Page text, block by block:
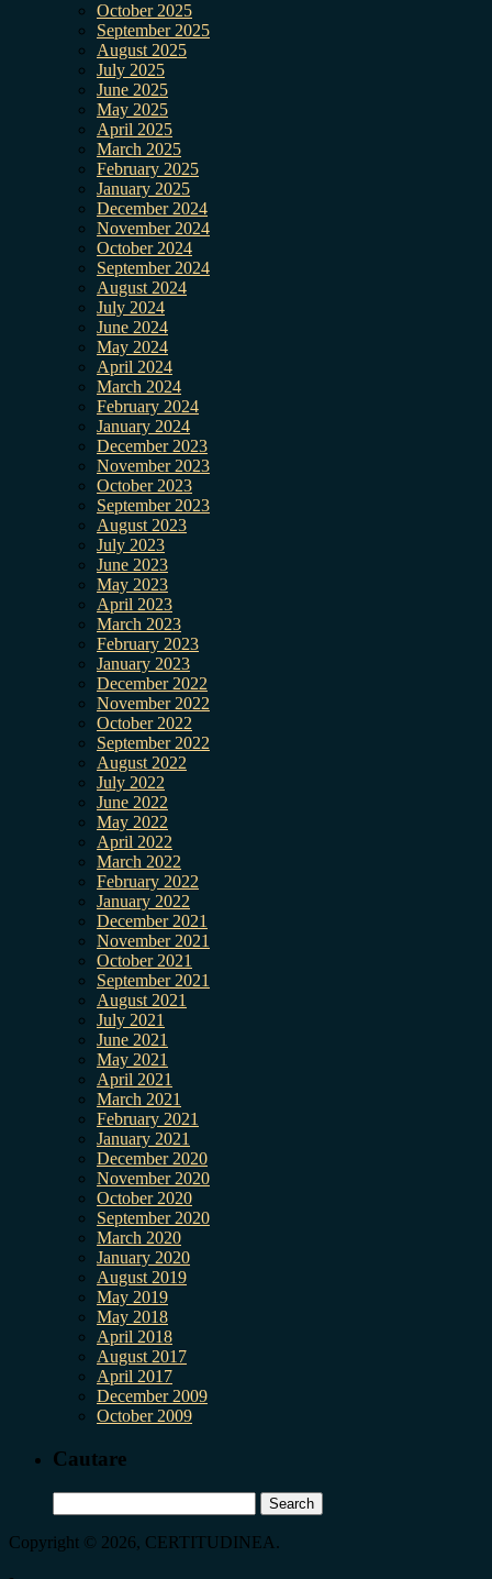
October 2025
September 2025
August 2025
July 2025
June 2025
May 2025
April 2025
March 2025
February 2025
January 2025
December 2024
November 2024
October 2024
September 2024
August 2024
July 2024
June 2024
May 2024
April 2024
March 2024
February 2024
January 2024
December 2023
November 2023
October 2023
September 2023
August 2023
July 2023
June 2023
May 2023
April 2023
March 2023
February 2023
January 2023
December 2022
November 2022
October 2022
September 2022
August 2022
July 2022
June 2022
May 2022
April 2022
March 2022
February 2022
January 2022
December 2021
November 2021
October 2021
September 2021
August 2021
July 2021
June 2021
May 2021
April 2021
March 2021
February 2021
January 2021
December 2020
November 2020
October 2020
September 2020
March 2020
January 2020
August 2019
May 2019
May 2018
April 2018
August 2017
April 2017
December 2009
October 2009
Cautare
for:
Copyright © 2026, CERTITUDINEA.